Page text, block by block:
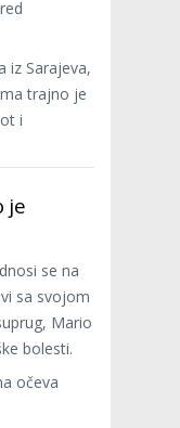
iz Sarajeva,
trajno je
i
je
se na
sa svojom
Mario
bolesti.
očeva